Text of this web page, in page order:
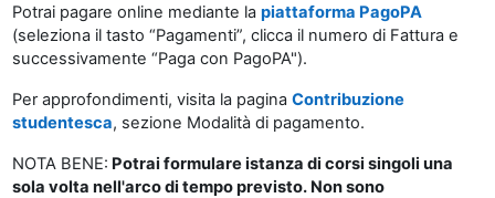
Potrai pagare online mediante la piattaforma PagoPA
(seleziona il tasto “Pagamenti”, clicca il numero di Fattura e
successivamente “Paga con PagoPA").
Per approfondimenti, visita la pagina Contribuzione
studentesca, sezione Modalità di pagamento.
NOTA BENE: Potrai formulare istanza di corsi singoli una
sola volta nell'arco di tempo previsto. Non sono